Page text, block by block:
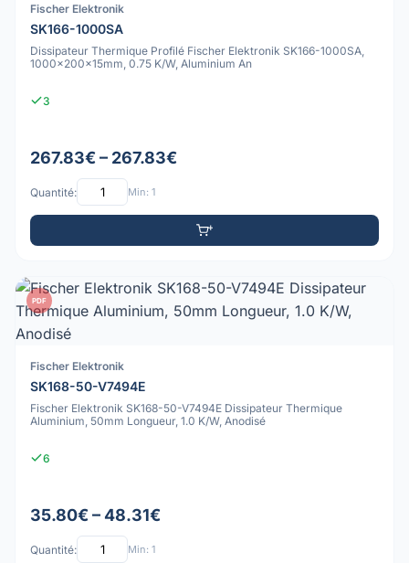
Fischer Elektronik
SK166-1000SA
Dissipateur Thermique Profilé Fischer Elektronik SK166-1000SA,
1000x200x15mm, 0.75 K/W, Aluminium An
3
267.83€ – 267.83€
Quantité: Min: 1
PDF
Fischer Elektronik
SK168-50-V7494E
Fischer Elektronik SK168-50-V7494E Dissipateur Thermique
Aluminium, 50mm Longueur, 1.0 K/W, Anodisé
6
35.80€ – 48.31€
Quantité: Min: 1